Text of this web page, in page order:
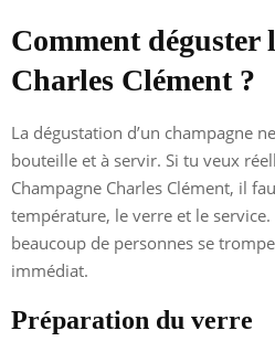
Comment déguster
Charles Clément ?
La dégustation d’un champagne
bouteille et à servir. Si tu veux
Champagne Charles Clément, il
température, le verre et le service.
beaucoup de personnes se
immédiat.
Préparation du verre